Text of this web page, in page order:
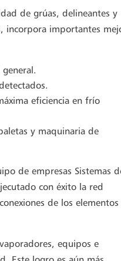
de grúas, delineantes y
incorpora importantes
eficiencia en frío
y maquinaria de
de empresas Sistemas
con éxito la red
de los elementos
equipos e